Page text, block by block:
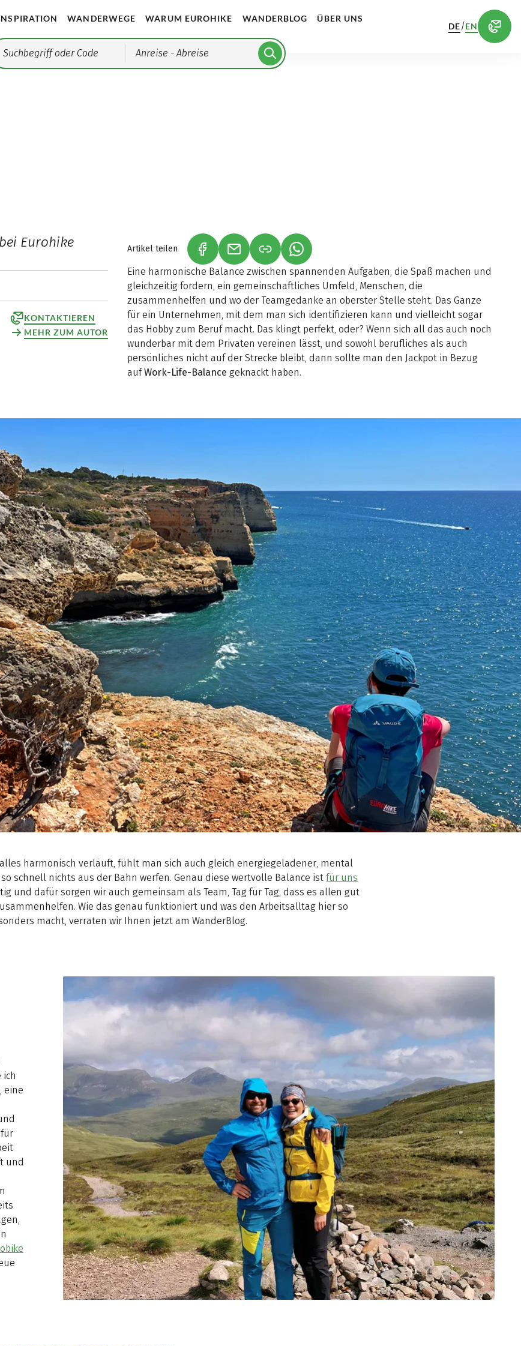
WANDERWEGE WARUM EUROHIKE WANDERBLOG ÜBER UNS
Anreise - Abreise
DE/EN
Eurohike
KONTAKTIEREN
MEHR ZUM AUTOR
Artikel teilen (LINK ÖFFNET IN NEUEM TAB)
(LINK ÖFFNET IN NEUEM TAB)
(LINK ÖFFNET IN NEUEM TAB)
Eine harmonische Balance zwischen spannenden Aufgaben, die Spaß machen und
gleichzeitig fordern, ein gemeinschaftliches Umfeld, Menschen, die
zusammenhelfen und wo der Teamgedanke an oberster Stelle steht. Das Ganze
für ein Unternehmen, mit dem man sich identifizieren kann und vielleicht sogar
das Hobby zum Beruf macht. Das klingt perfekt, oder? Wenn sich all das auch noch
wunderbar mit dem Privaten vereinen lässt, und sowohl berufliches als auch
persönliches nicht auf der Strecke bleibt, dann sollte man den Jackpot in Bezug
aufWork-Life-Balance geknackt haben.
harmonisch verläuft, fühlt man sich auch gleich energiegeladener, mental
schnell nichts aus der Bahn werfen. Genau diese wertvolle Balance istfür uns
und dafür sorgen wir auch gemeinsam als Team, Tag für Tag, dass es allen gut
Wie das genau funktioniert und was den Arbeitsalltag hier so
macht, verraten wir Ihnen jetzt am WanderBlog.
ich
eine
und